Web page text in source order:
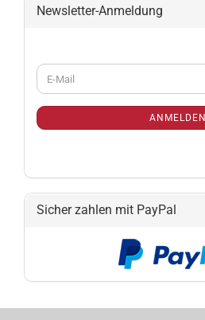
Newsletter-Anmeldung
WEITER
ZUR
ANMELDUNG
E-
Mail
ANMELDEN
Sicher zahlen mit PayPal